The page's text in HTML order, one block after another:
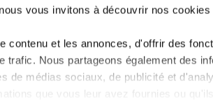
vous invitons à découvrir nos cookies
contenu et les annonces, d'offrir des
Nous partageons également des
de médias sociaux, de publicité et
que vous leur avez fournies ou qu'ils